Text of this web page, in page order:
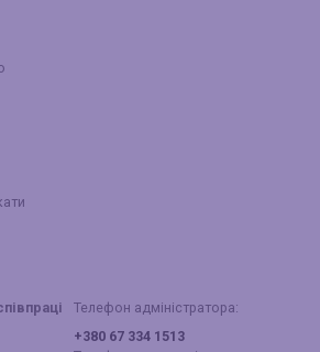
Телефон адміністратора:
+380 67 334 1513